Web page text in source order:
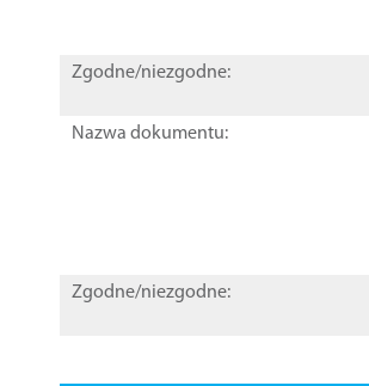
Zgodne/niezgodne:
Nazwa dokumentu:
Zgodne/niezgodne: